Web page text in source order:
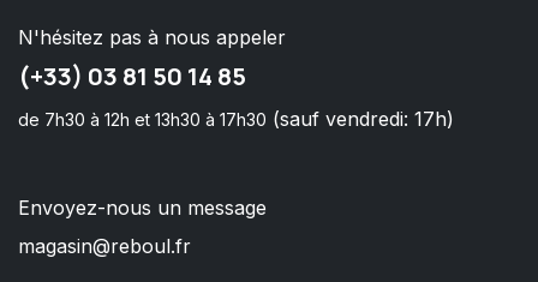
N'hésitez pas à nous appeler
(+33) 03 81 50 14 85
de 7h30 à 12h et 13h30 à 17h30 (sauf vendredi: 17h)
Envoyez-nous un message
magasin@reboul.fr